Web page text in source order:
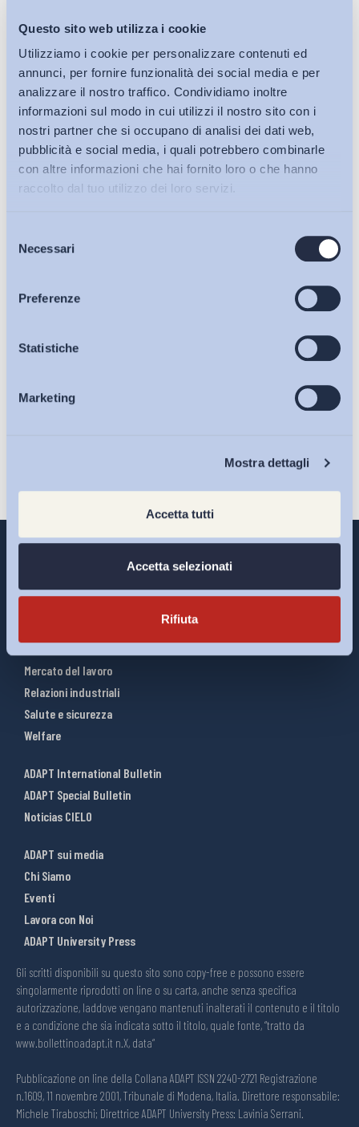
Questo sito web utilizza i cookie
Utilizziamo i cookie per personalizzare contenuti ed
annunci, per fornire funzionalità dei social media e per
analizzare il nostro traffico. Condividiamo inoltre
informazioni sul modo in cui utilizzi il nostro sito con i
nostri partner che si occupano di analisi dei dati web,
pubblicità e social media, i quali potrebbero combinarle
con altre informazioni che hai fornito loro o che hanno
raccolto dal tuo utilizzo dei loro servizi.
delNecessari
Preferenze
Statistiche
Marketing
Mostra dettagli
Accetta tutti
Accetta selezionati
Rifiuta
Bollettini ADAPT
Articoli
Osservatori
Eventi
Ho letto e Accetto il trattamento dei dati personali descritti
Riforme del lavoro
Mercato del lavoro
Relazioni industriali
Salute e sicurezza
Welfare
ADAPT International Bulletin
ADAPT Special Bulletin
Noticias CIELO
ADAPT sui media
Chi Siamo
Eventi
Lavora con Noi
ADAPT University Press
Gli scritti disponibili su questo sito sono copy-free e possono essere
singolarmente riprodotti on line o su carta, anche senza specifica
autorizzazione, laddove vengano mantenuti inalterati il contenuto e il titolo
e a condizione che sia indicata sotto il titolo, quale fonte, “tratto da
www.bollettinoadapt.it n.X, data“
Pubblicazione on line della Collana ADAPT ISSN 2240-2721 Registrazione
n.1609, 11 novembre 2001, Tribunale di Modena, Italia. Direttore responsabile:
Michele Tiraboschi; Direttrice ADAPT University Press: Lavinia Serrani.